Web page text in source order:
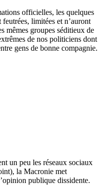
officielles, les quelques
limitées et n’auront
mêmes groupes séditieux de
de nos politiciens dont
gens de bonne compagnie.
un peu les réseaux sociaux
la Macronie met
publique dissidente.